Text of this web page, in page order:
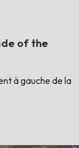
of the
à gauche de la